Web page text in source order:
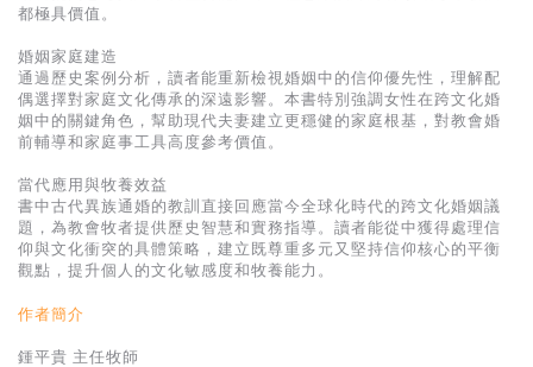
都極具價值。
婚姻家庭建造
通過歷史案例分析，讀者能重新檢視婚姻中的信仰優先性，理解配
偶選擇對家庭文化傳承的深遠影響。本書特別強調女性在跨文化婚
姻中的關鍵角色，幫助現代夫妻建立更穩健的家庭根基，對教會婚
前輔導和家庭事工具高度參考價值。
當代應用與牧養效益
書中古代異族通婚的教訓直接回應當今全球化時代的跨文化婚姻議
題，為教會牧者提供歷史智慧和實務指導。讀者能從中獲得處理信
仰與文化衝突的具體策略，建立既尊重多元又堅持信仰核心的平衡
觀點，提升個人的文化敏感度和牧養能力。
作者簡介
鍾平貴 主任牧師